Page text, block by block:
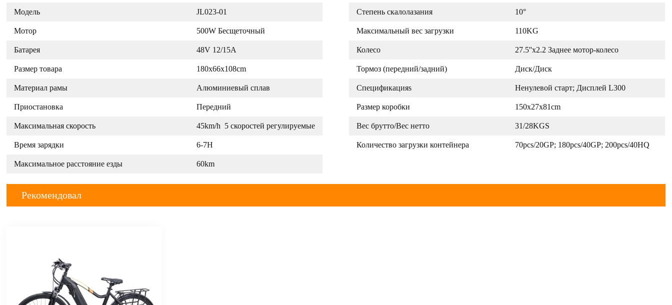
Модель JL023-01
Мотор 500W Бесщеточный
Батарея 48V 12/15A
Размер товара 180x66x108cm
Материал рамы Алюминиевый сплав
Приостановка Передний
Mаксимальная скорость 45km/h 5 скоростей регулируемые
Время зарядки 6-7H
Максимальное расстояние езды 60km
Степень скалолазания 10°
Максимальный вес загрузки 110KG
Колесо 27.5''x2.2 Заднее мотор-колесо
Тормоз (передний/задний) Диск/Диск
Спецификацияs Ненулевой старт; Дисплей L300
Размер коробки 150x27x81cm
Вес брутто/Вес нетто 31/28KGS
Количество загрузки контейнера 70pcs/20GP; 180pcs/40GP; 200pcs/40HQ
Рекомендовал